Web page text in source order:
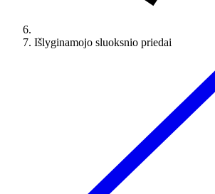
Išlyginamojo sluoksnio priedai